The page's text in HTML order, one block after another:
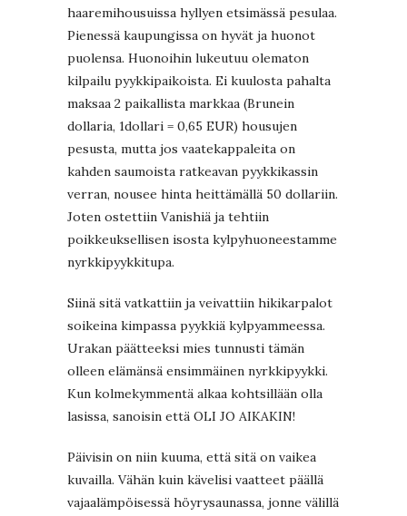
haaremihousuissa hyllyen etsimässä pesulaa.
Pienessä kaupungissa on hyvät ja huonot
puolensa. Huonoihin lukeutuu olematon
kilpailu pyykkipaikoista. Ei kuulosta pahalta
maksaa 2 paikallista markkaa (Brunein
dollaria, 1dollari = 0,65 EUR) housujen
pesusta, mutta jos vaatekappaleita on
kahden saumoista ratkeavan pyykkikassin
verran, nousee hinta heittämällä 50 dollariin.
Joten ostettiin Vanishiä ja tehtiin
poikkeuksellisen isosta kylpyhuoneestamme
nyrkkipyykkitupa.
Siinä sitä vatkattiin ja veivattiin hikikarpalot
soikeina kimpassa pyykkiä kylpyammeessa.
Urakan päätteeksi mies tunnusti tämän
olleen elämänsä ensimmäinen nyrkkipyykki.
Kun kolmekymmentä alkaa kohtsillään olla
lasissa, sanoisin että OLI JO AIKAKIN!
Päivisin on niin kuuma, että sitä on vaikea
kuvailla. Vähän kuin kävelisi vaatteet päällä
vajaalämpöisessä höyrysaunassa, jonne välillä